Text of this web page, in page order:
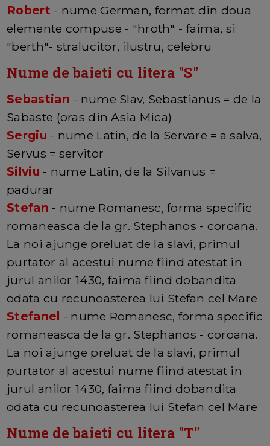
Robert - nume German, format din doua
elemente compuse - "hroth" - faima, si
"berth"- stralucitor, ilustru, celebru
Nume de baieti cu litera "S"
Sebastian - nume Slav, Sebastianus = de la
Sabaste (oras din Asia Mica)
Sergiu - nume Latin, de la Servare = a salva,
Servus = servitor
Silviu - nume Latin, de la Silvanus =
padurar
Stefan - nume Romanesc, forma specific
romaneasca de la gr. Stephanos - coroana.
La noi ajunge preluat de la slavi, primul
purtator al acestui nume fiind atestat in
jurul anilor 1430, faima fiind dobandita
odata cu recunoasterea lui Stefan cel Mare
Stefanel - nume Romanesc, forma specific
romaneasca de la gr. Stephanos - coroana.
La noi ajunge preluat de la slavi, primul
purtator al acestui nume fiind atestat in
jurul anilor 1430, faima fiind dobandita
odata cu recunoasterea lui Stefan cel Mare
Nume de baieti cu litera "T"